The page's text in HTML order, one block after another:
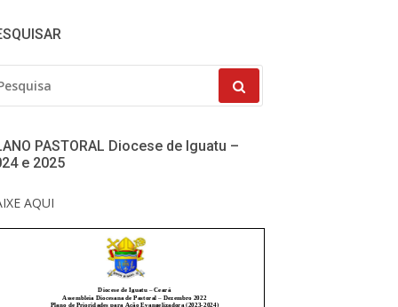
PASTORAL Diocese de Iguatu –
e 2025
AQUI